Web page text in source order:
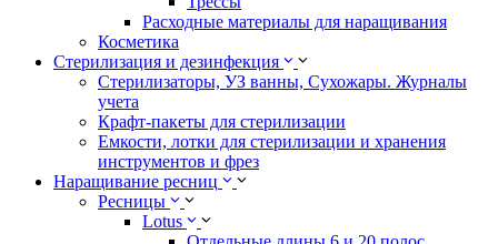
Расходные материалы для наращивания
Косметика
Стерилизация и дезинфекция
Стерилизаторы, УЗ ванны, Сухожары. Журналы
учета
Крафт-пакеты для стерилизации
Емкости, лотки для стерилизации и хранения
инструментов и фрез
Наращивание ресниц
Ресницы
Lotus